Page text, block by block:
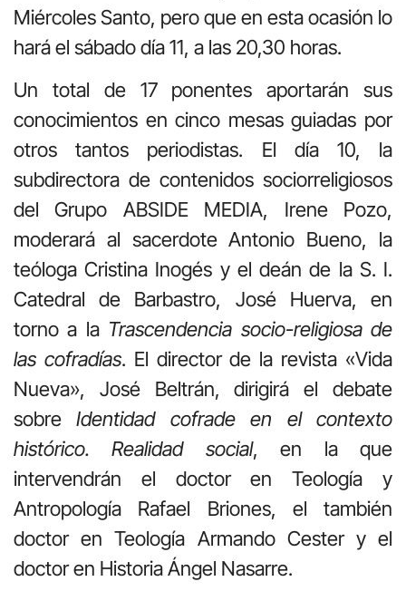
Miércoles Santo, pero que en esta ocasión lo
hará el sábado día 11, a las 20,30 horas.
Un total de 17 ponentes aportarán sus
conocimientos en cinco mesas guiadas por
otros tantos periodistas. El día 10, la
subdirectora de contenidos sociorreligiosos
del Grupo ABSIDE MEDIA, Irene Pozo,
moderará al sacerdote Antonio Bueno, la
teóloga Cristina Inogés y el deán de la S. I.
Catedral de Barbastro, José Huerva, en
torno a la Trascendencia socio-religiosa de
las cofradías. El director de la revista «Vida
Nueva», José Beltrán, dirigirá el debate
sobreIdentidad cofrade en el contexto
histórico. Realidad social, en la que
intervendrán el doctor en Teología y
Antropología Rafael Briones, el también
doctor en Teología Armando Cester y el
doctor en Historia Ángel Nasarre.